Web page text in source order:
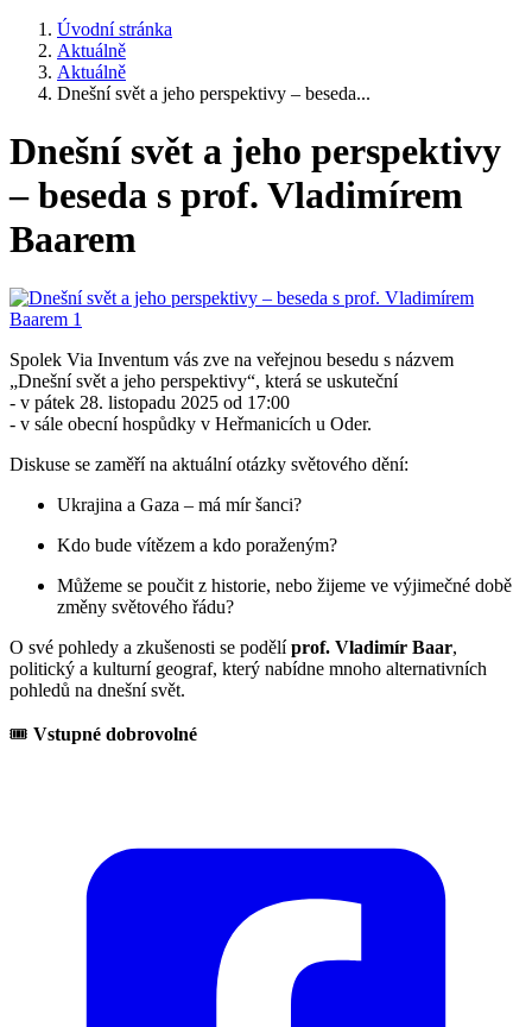
Úvodní stránka
Aktuálně
Aktuálně
Dnešní svět a jeho perspektivy – beseda...
Dnešní svět a jeho perspektivy
– beseda s prof. Vladimírem
Baarem
Spolek Via Inventum vás zve na veřejnou besedu s názvem
„Dnešní svět a jeho perspektivy“, která se uskuteční
- v pátek 28. listopadu 2025 od 17:00
- v sále obecní hospůdky v Heřmanicích u Oder.
Diskuse se zaměří na aktuální otázky světového dění:
Ukrajina a Gaza – má mír šanci?
Kdo bude vítězem a kdo poraženým?
Můžeme se poučit z historie, nebo žijeme ve výjimečné době
změny světového řádu?
O své pohledy a zkušenosti se podělíprof. Vladimír Baar,
politický a kulturní geograf, který nabídne mnoho alternativních
pohledů na dnešní svět.
🎟️ Vstupné dobrovolné